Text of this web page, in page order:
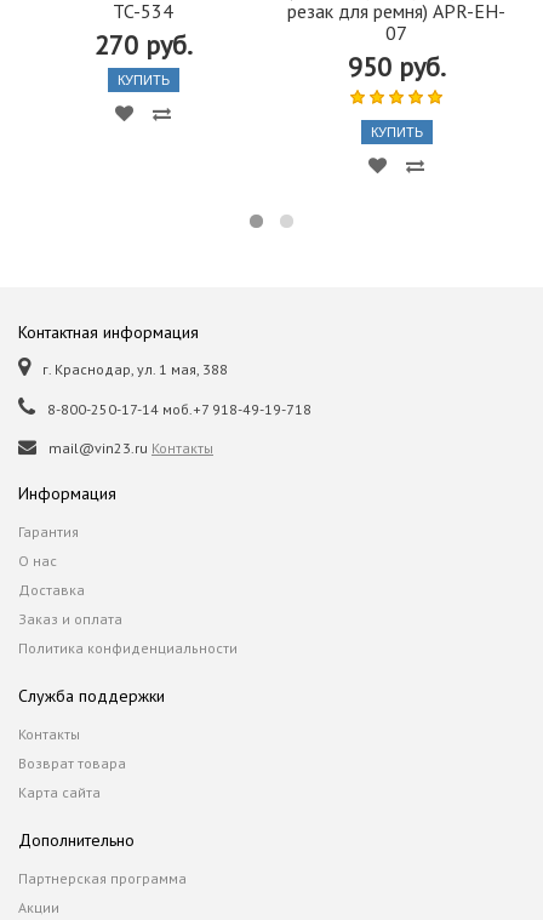
TC-534
270 руб.
КУПИТЬ
резак для ремня) APR-EH-
07
950 руб.
КУПИТЬ
Контактная информация
г. Краснодар, ул. 1 мая, 388
8-800-250-17-14 моб.+7 918-49-19-718
mail@vin23.ru Контакты
Информация
Гарантия
О нас
Доставка
Заказ и оплата
Политика конфиденциальности
Служба поддержки
Контакты
Возврат товара
Карта сайта
Дополнительно
Партнерская программа
Акции